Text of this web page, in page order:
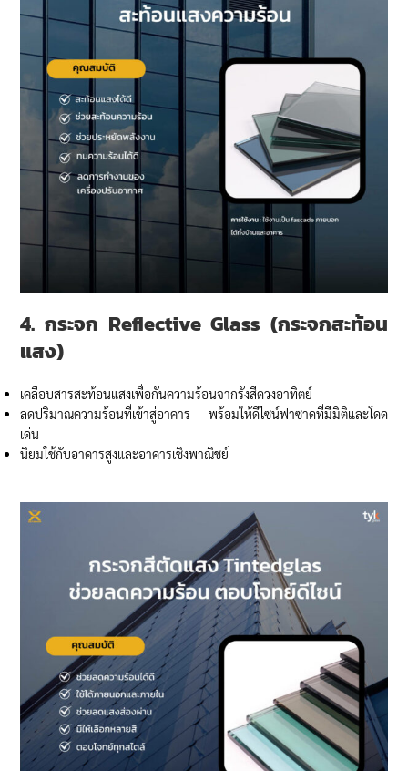
4. กระจก Reflective Glass (กระจกสะท้อน
แสง)
เคลือบสารสะท้อนแสงเพื่อกันความร้อนจากรังสีดวงอาทิตย์
ลดปริมาณความร้อนที่เข้าสู่อาคาร พร้อมให้ดีไซน์ฟาซาดที่มีมิติและโดด
เด่น
นิยมใช้กับอาคารสูงและอาคารเชิงพาณิชย์